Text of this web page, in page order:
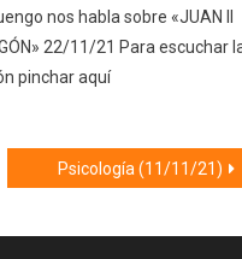
nos habla sobre «JUAN II
22/11/21 Para escuchar
pinchar aquí
Psicología (11/11/21)